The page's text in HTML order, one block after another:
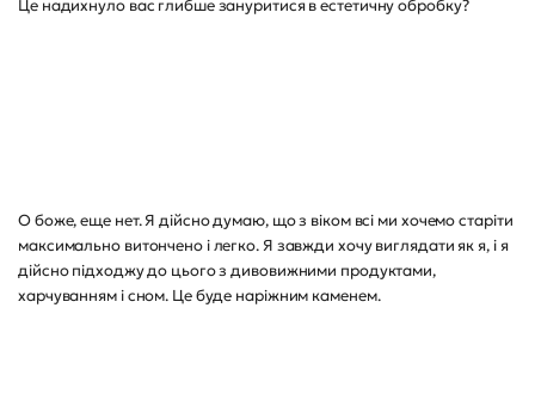
Це надихнуло вас глибше зануритися в естетичну обробку?
О боже, еще нет. Я дійсно думаю, що з віком всі ми хочемо старіти
максимально витончено і легко. Я завжди хочу виглядати як я, і я
дійсно підходжу до цього з дивовижними продуктами,
харчуванням і сном. Це буде наріжним каменем.